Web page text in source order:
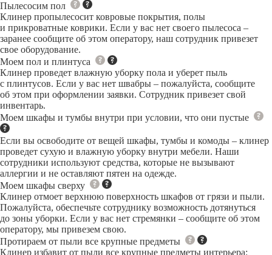
Пылесосим пол
Клинер пропылесосит ковровые покрытия, полы
и прикроватные коврики. Если у вас нет своего пылесоса –
заранее сообщите об этом оператору, наш сотрудник привезет
свое оборудование.
Моем пол и плинтуса
Клинер проведет влажную уборку пола и уберет пыль
с плинтусов. Если у вас нет швабры – пожалуйста, сообщите
об этом при оформлении заявки. Сотрудник привезет свой
инвентарь.
Моем шкафы и тумбы внутри при условии, что они пустые
Если вы освободите от вещей шкафы, тумбы и комоды – клинер
проведет сухую и влажную уборку внутри мебели. Наши
сотрудники используют средства, которые не вызывают
аллергии и не оставляют пятен на одежде.
Моем шкафы сверху
Клинер отмоет верхнюю поверхность шкафов от грязи и пыли.
Пожалуйста, обеспечьте сотруднику возможность дотянуться
до зоны уборки. Если у вас нет стремянки – сообщите об этом
оператору, мы привезем свою.
Протираем от пыли все крупные предметы
Клинер избавит от пыли все крупные предметы интерьера: